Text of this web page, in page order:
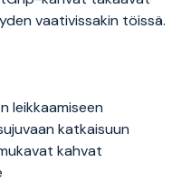
vaativissakin töissä.
leikkaamiseen
katkaisuun
kahvat